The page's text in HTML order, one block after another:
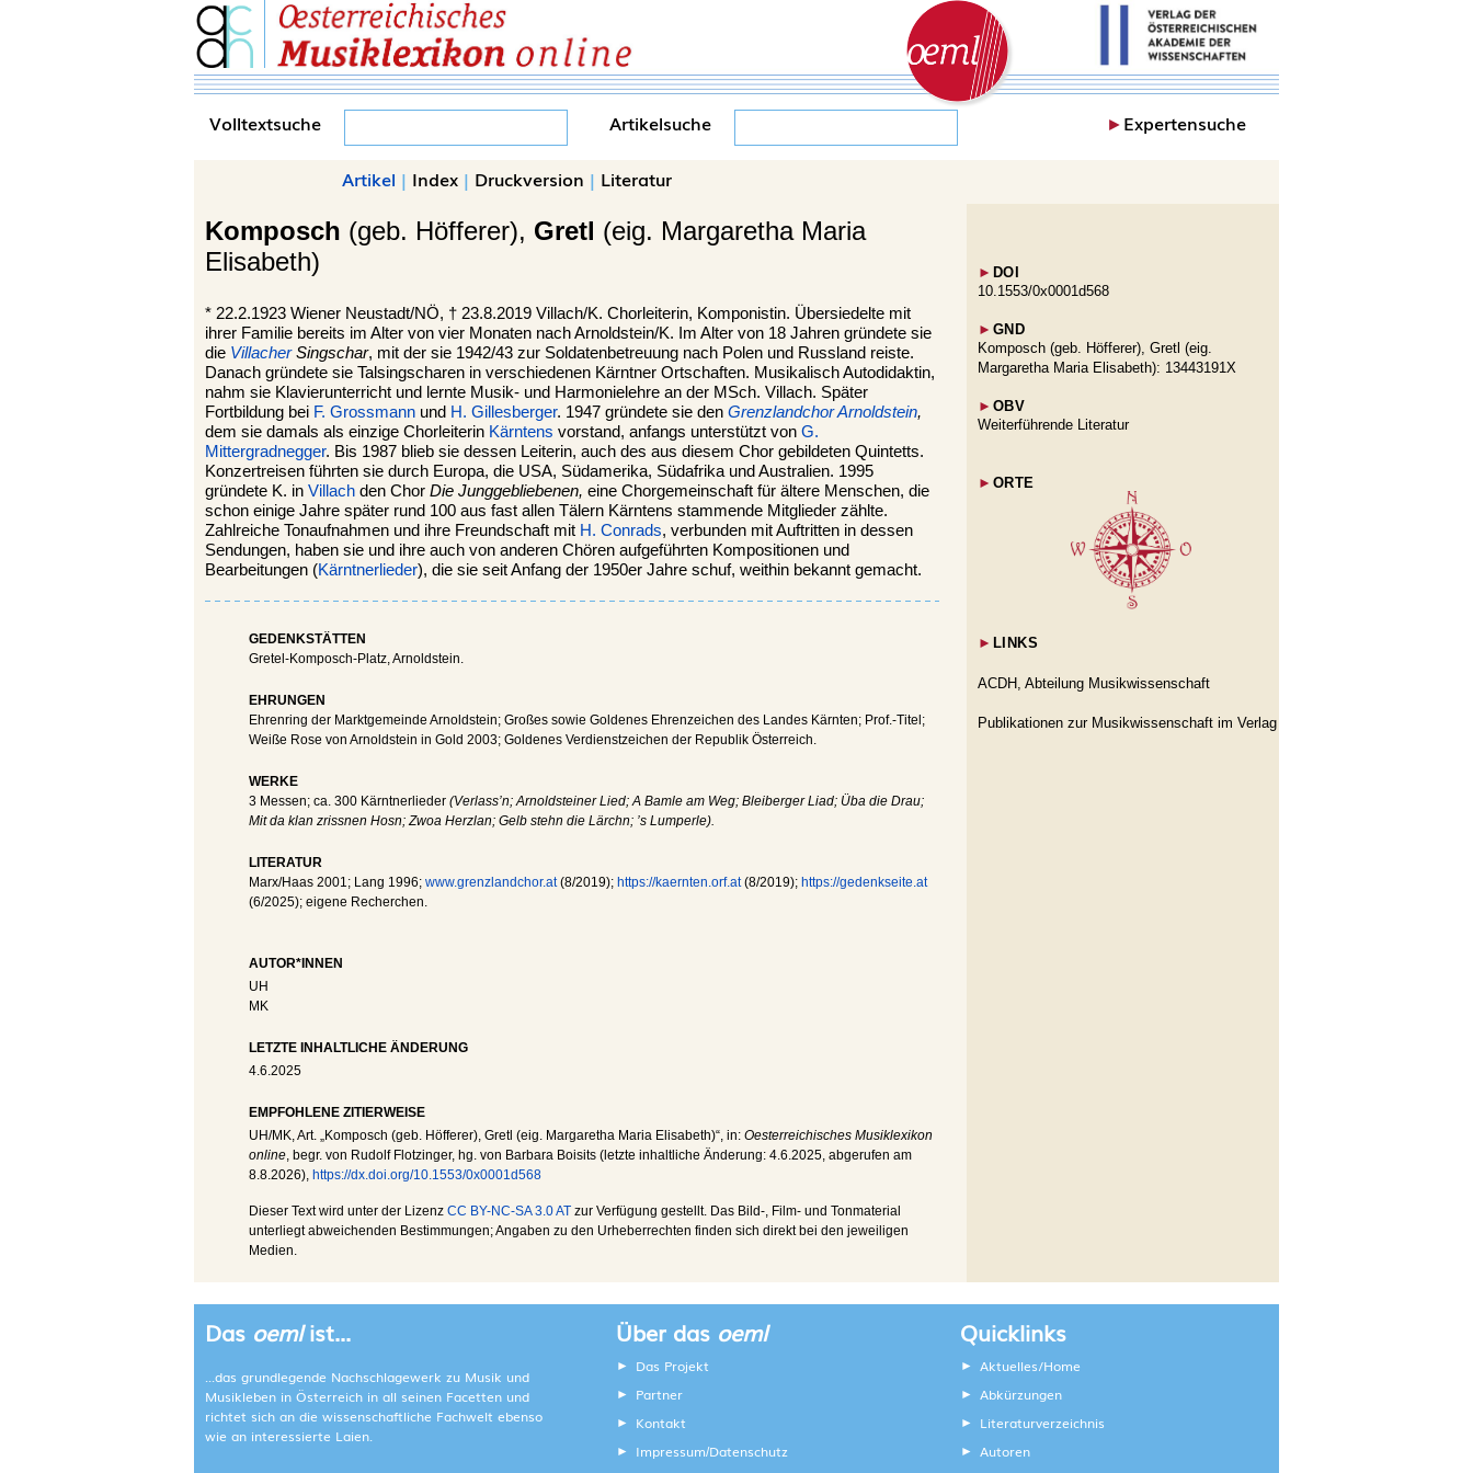
Volltextsuche Artikelsuche ►Expertensuche
Artikel | Index | Druckversion | Literatur
Komposch (geb. Höfferer), Gretl (eig. Margaretha Maria
Elisabeth)
* 22.2.1923 Wiener Neustadt/NÖ, † 23.8.2019 Villach/K. Chorleiterin, Komponistin. Übersiedelte mit
ihrer Familie bereits im Alter von vier Monaten nach Arnoldstein/K. Im Alter von 18 Jahren gründete sie
die VillacherSingschar, mit der sie 1942/43 zur Soldatenbetreuung nach Polen und Russland reiste.
Danach gründete sie Talsingscharen in verschiedenen Kärntner Ortschaften. Musikalisch Autodidaktin,
nahm sie Klavierunterricht und lernte Musik- und Harmonielehre an der MSch. Villach. Später
Fortbildung bei F. Grossmann und H. Gillesberger. 1947 gründete sie den Grenzlandchor Arnoldstein,
dem sie damals als einzige Chorleiterin Kärntens vorstand, anfangs unterstützt von G.
Mittergradnegger. Bis 1987 blieb sie dessen Leiterin, auch des aus diesem Chor gebildeten Quintetts.
Konzertreisen führten sie durch Europa, die USA, Südamerika, Südafrika und Australien. 1995
gründete K. in Villach den Chor Die Junggebliebenen, eine Chorgemeinschaft für ältere Menschen, die
schon einige Jahre später rund 100 aus fast allen Tälern Kärntens stammende Mitglieder zählte.
Zahlreiche Tonaufnahmen und ihre Freundschaft mit H. Conrads, verbunden mit Auftritten in dessen
Sendungen, haben sie und ihre auch von anderen Chören aufgeführten Kompositionen und
Bearbeitungen (Kärntnerlieder), die sie seit Anfang der 1950er Jahre schuf, weithin bekannt gemacht.
GEDENKSTÄTTEN
Gretel-Komposch-Platz, Arnoldstein.
EHRUNGEN
Ehrenring der Marktgemeinde Arnoldstein; Großes sowie Goldenes Ehrenzeichen des Landes Kärnten; Prof.-Titel;
Weiße Rose von Arnoldstein in Gold 2003; Goldenes Verdienstzeichen der Republik Österreich.
WERKE
3 Messen; ca. 300 Kärntnerlieder (Verlass’n; Arnoldsteiner Lied; A Bamle am Weg; Bleiberger Liad; Üba die Drau;
Mit da klan zrissnen Hosn; Zwoa Herzlan; Gelb stehn die Lärchn; ’s Lumperle).
LITERATUR
Marx/Haas 2001; Lang 1996; www.grenzlandchor.at(8/2019); https://kaernten.orf.at(8/2019); https://gedenkseite.at
(6/2025); eigene Recherchen.
AUTOR*INNEN
UH
MK
LETZTE INHALTLICHE ÄNDERUNG
4.6.2025
EMPFOHLENE ZITIERWEISE
UH/MK, Art. „Komposch (geb. Höfferer), Gretl (eig. Margaretha Maria Elisabeth)“, in: Oesterreichisches Musiklexikon
online, begr. von Rudolf Flotzinger, hg. von Barbara Boisits (letzte inhaltliche Änderung: 4.6.2025, abgerufen am
8.8.2026), https://dx.doi.org/10.1553/0x0001d568
Dieser Text wird unter der Lizenz CC BY-NC-SA 3.0 AT zur Verfügung gestellt. Das Bild-, Film- und Tonmaterial
unterliegt abweichenden Bestimmungen; Angaben zu den Urheberrechten finden sich direkt bei den jeweiligen
Medien.
► DOI
10.1553/0x0001d568
► GND
Komposch (geb. Höfferer), Gretl (eig.
Margaretha Maria Elisabeth): 13443191X
► OBV
Weiterführende Literatur
► ORTE
► LINKS
ACDH, Abteilung Musikwissenschaft
Publikationen zur Musikwissenschaft im Verlag
Das oemlist...
...das grundlegende Nachschlagewerk zu Musik und
Musikleben in Österreich in all seinen Facetten und
richtet sich an die wissenschaftliche Fachwelt ebenso
wie an interessierte Laien.
Über das oeml
Das Projekt
Partner
Kontakt
Impressum/Datenschutz
Quicklinks
Aktuelles/Home
Abkürzungen
Literaturverzeichnis
Autoren